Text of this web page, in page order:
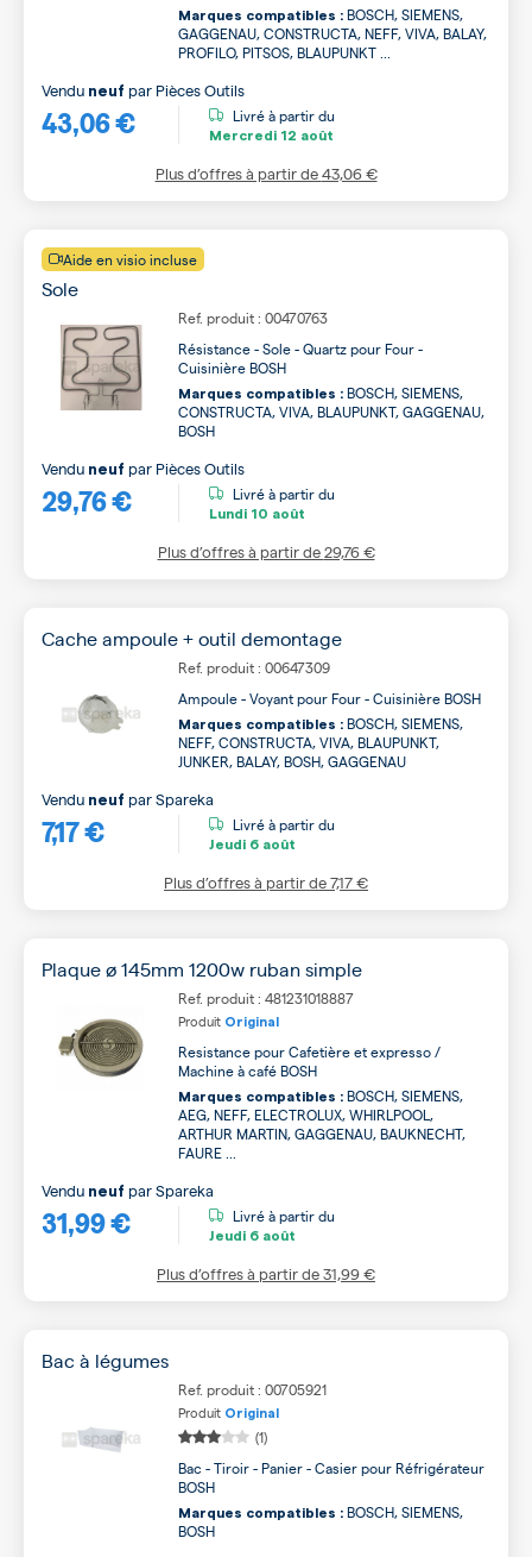
Marques compatibles : BOSCH, SIEMENS,
GAGGENAU, CONSTRUCTA, NEFF, VIVA, BALAY,
PROFILO, PITSOS, BLAUPUNKT ...
43,06 €
Vendu neuf par Pièces Outils
Livré à partir du
Mercredi 12 août
Plus d’offres à partir de43,06 €
Aide en visio incluse
Sole
Ref. produit : 00470763
Résistance - Sole - Quartz pour Four -
Cuisinière BOSH
Marques compatibles : BOSCH, SIEMENS,
CONSTRUCTA, VIVA, BLAUPUNKT, GAGGENAU,
BOSH
29,76 €
Vendu neuf par Pièces Outils
Livré à partir du
Lundi 10 août
Plus d’offres à partir de29,76 €
Cache ampoule + outil demontage
Ref. produit : 00647309
Ampoule - Voyant pour Four - Cuisinière BOSH
Marques compatibles : BOSCH, SIEMENS,
NEFF, CONSTRUCTA, VIVA, BLAUPUNKT,
JUNKER, BALAY, BOSH, GAGGENAU
7,17 €
Vendu neuf parSpareka
Livré à partir du
Jeudi 6 août
Plus d’offres à partir de7,17 €
Plaque ø 145mm 1200w ruban simple
Ref. produit : 481231018887
Produit Original
Resistance pour Cafetière et expresso /
Machine à café BOSH
Marques compatibles : BOSCH, SIEMENS,
AEG, NEFF, ELECTROLUX, WHIRLPOOL,
ARTHUR MARTIN, GAGGENAU, BAUKNECHT,
FAURE ...
31,99 €
Vendu neuf parSpareka
Livré à partir du
Jeudi 6 août
Plus d’offres à partir de31,99 €
Bac à légumes
Ref. produit : 00705921
Produit Original
(1)
Bac - Tiroir - Panier - Casier pour Réfrigérateur
BOSH
Marques compatibles : BOSCH, SIEMENS,
BOSH